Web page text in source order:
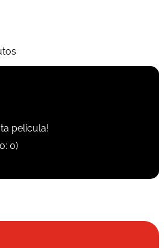
película!
0)